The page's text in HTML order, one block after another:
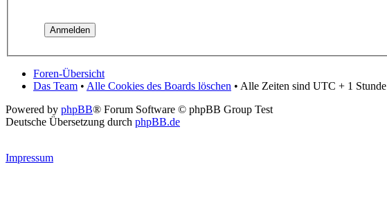
Foren-Übersicht
Das Team • Alle Cookies des Boards löschen • Alle Zeiten sind UTC + 1 Stunde
Powered by phpBB® Forum Software © phpBB Group Test
Deutsche Übersetzung durch phpBB.de
Impressum